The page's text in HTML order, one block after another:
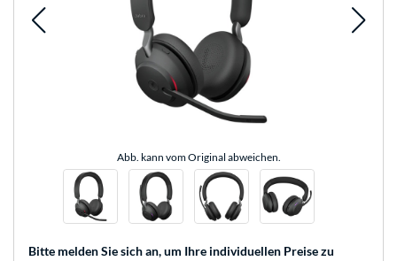
Abb. kann vom Original abweichen.
Bitte melden Sie sich an, um Ihre individuellen Preise zu